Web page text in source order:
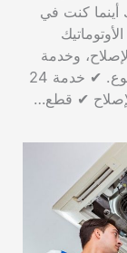
يصلك أينما كنت في
وخدمة
منزلية على مدار 24 ساعة طوال أيام الأسبوع. ✔ خدمة 24
✔ قطع…